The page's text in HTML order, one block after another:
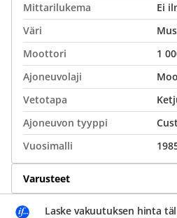
Mittarilukema
Ei
Väri
Moottori
1
Ajoneuvolaji
Vetotapa
Ajoneuvon tyyppi
Vuosimalli
Varusteet
Laske vakuutuksen hinta